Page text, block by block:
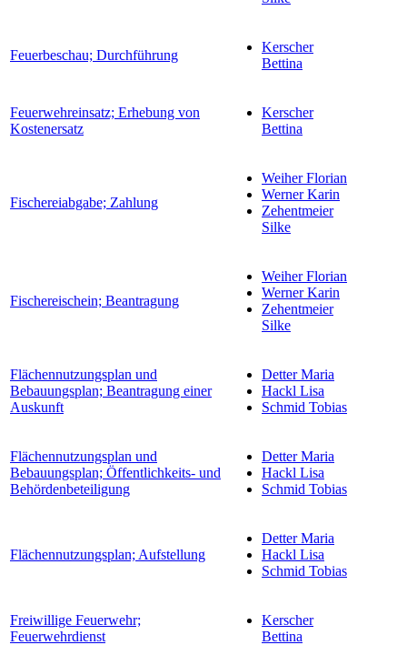
Feuerbeschau; Durchführung
Kerscher
Bettina
Feuerwehreinsatz; Erhebung von
Kostenersatz
Kerscher
Bettina
Fischereiabgabe; Zahlung
Weiher Florian
Werner Karin
Zehentmeier
Silke
Fischereischein; Beantragung
Weiher Florian
Werner Karin
Zehentmeier
Silke
Flächennutzungsplan und
Bebauungsplan; Beantragung einer
Auskunft
Detter Maria
Hackl Lisa
Schmid Tobias
Flächennutzungsplan und
Bebauungsplan; Öffentlichkeits- und
Behördenbeteiligung
Detter Maria
Hackl Lisa
Schmid Tobias
Flächennutzungsplan; Aufstellung
Detter Maria
Hackl Lisa
Schmid Tobias
Freiwillige Feuerwehr;
Feuerwehrdienst
Kerscher
Bettina